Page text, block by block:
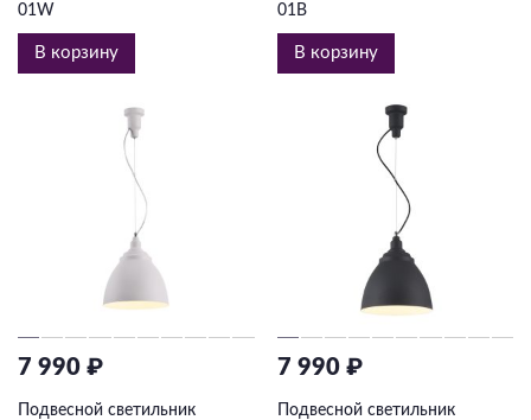
01W
В корзину
01B
В корзину
7 990 ₽
Подвесной светильник
7 990 ₽
Подвесной светильник